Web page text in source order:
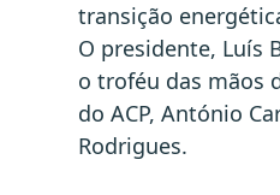
transição
O presidente, Luís
o troféu das mãos
do ACP, António
Rodrigues.